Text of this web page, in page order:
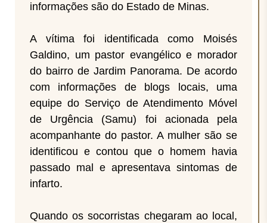
informações são do Estado de Minas.
A vítima foi identificada como Moisés
Galdino, um pastor evangélico e morador
do bairro de Jardim Panorama. De acordo
com informações de blogs locais, uma
equipe do Serviço de Atendimento Móvel
de Urgência (Samu) foi acionada pela
acompanhante do pastor. A mulher são se
identificou e contou que o homem havia
passado mal e apresentava sintomas de
infarto.
Quando os socorristas chegaram ao local,